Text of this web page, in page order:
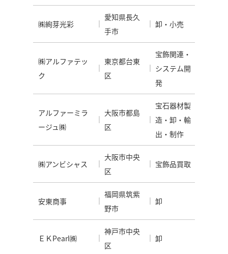
㈱絢芽光彩
愛知県長久
手市
卸・小売
㈱アルファテッ
ク
東京都台東
区
宝飾関連・
システム開
発
アルファーミラ
ージュ㈱
大阪市都島
区
宝石器材製
造・卸・輸
出・制作
㈱アンビシャス
大阪市中央
区
宝飾品買取
安東商事
福岡県筑紫
野市
卸
ＥＫPearl㈱
神戸市中央
区
卸